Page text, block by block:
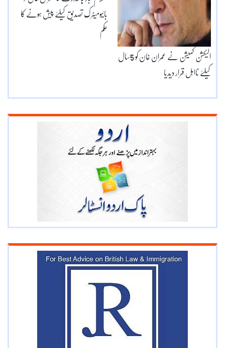
بائیومیٹرک تصدیق کیلئے پیش ہونے کا
حکم
الیکشن کمیشن نے عمران خان کو 5سال
کیلئے نااہل قرار دیدیا